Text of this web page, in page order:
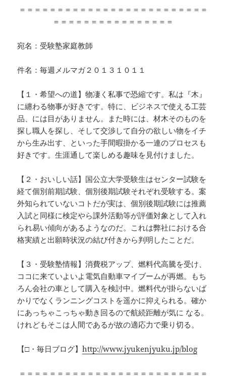
＝＝＝＝＝＝＝＝＝＝＝＝＝＝＝＝＝＝＝＝＝＝＝＝＝
＝＝＝＝＝＝＝＝＝＝＝＝＝＝＝＝
宛名：受験塾家庭教師
件名：毎週メルマガ２０１３１０１１
【１・希望への道】物凄く私事で恐縮です。私は『木』
に纏わる物事が好きです。特に、ビジネスで使える工芸
品、には目がありません。また時には、材木そのものを
探し職人を探し、そして交渉して自分の欲しい物をイチ
から生み出す、といった手間暇掛かる一連のプロセスも
好きです。生涯通して楽しめる趣味を見付けました。
【２・おいしい話】国公立大学受験生はセンター試験を
経て個別前期試験、個別後期試験それぞれ受験する。案
外知られていないコトだが実は、個別後期試験には推薦
入試と同様に検定やら課外活動等が評価対象として入れ
られ易い傾向があるようなのだ。これは弊社における合
格実績と出願時状況の結び付きから判明したことだ。
【３・受験塾情報】消費税アップ、燃料代高騰を受け、
ココに来ていよいよ電気自動車マイブームが再燃。もち
ろん会社の車として購入を検討中。燃料代が掛らないば
かりでなくランニングコストを遥かに抑えられる。確か
にあっちゃこっちゃ動き回るので航続距離が気に なる。
けれどもそこは人間であるが故の適応力で乗り切る。
【□・毎日ブログ】http://www.jyukenjyuku.jp/blog
＝＝＝＝＝＝＝＝＝＝＝＝＝＝＝＝＝＝＝＝＝＝＝＝＝